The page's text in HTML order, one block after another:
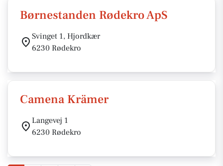
Børnestanden Rødekro ApS
Svinget 1, Hjordkær
6230 Rødekro
Camena Krämer
Langevej 1
6230 Rødekro